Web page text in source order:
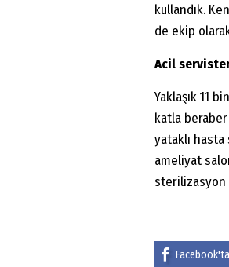
kullandık.
de ekip
Acil
Yaklaşık 11
katla
yataklı hasta
ameliyat
sterilizasyon